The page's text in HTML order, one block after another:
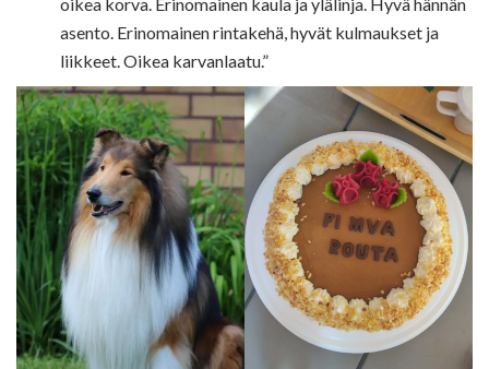
asento. Erinomainen rintakehä, hyvät kulmaukset ja
liikkeet. Oikea karvanlaatu.”